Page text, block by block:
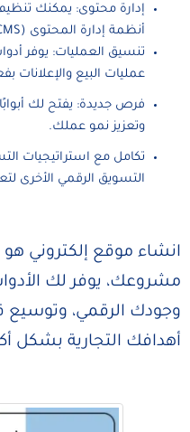
إدارة محتوى: يمكنك
أنظمة إدارة المحتوى (CMS).
تنسيق العمليات: يوفر
عمليات البيع والإعلانات
فرص جديدة: يفتح لك
وتعزيز نمو عملك.
تكامل مع استراتيجيات
التسويق الرقمي الأخرى
انشاء موقع إلكتروني
مشروعك، يوفر لك الأدوات
وجودك الرقمي، وتوسيع
أهدافك التجارية بشكل